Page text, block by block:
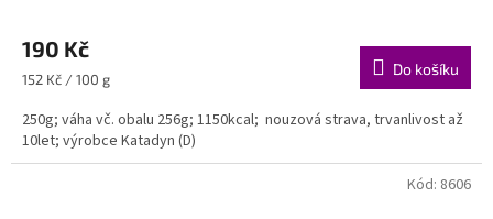
190 Kč
Měrná
152 Kč / 100 g
Do košíku
250g; váha vč. obalu 256g; 1150kcal; nouzová strava, trvanlivost až
10let; výrobce Katadyn (D)
Kód: 8606